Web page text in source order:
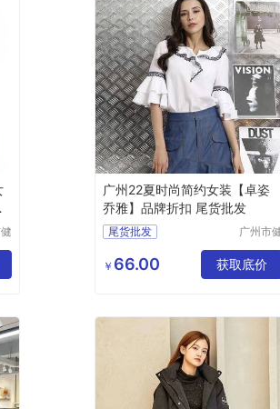
广州22夏时尚简约女装【卓姿
乔雅】品牌折扣 尾货批发
尾货批发
卓姿乔雅品牌折扣
广州市
限公司
￥ 66.00 获取底价